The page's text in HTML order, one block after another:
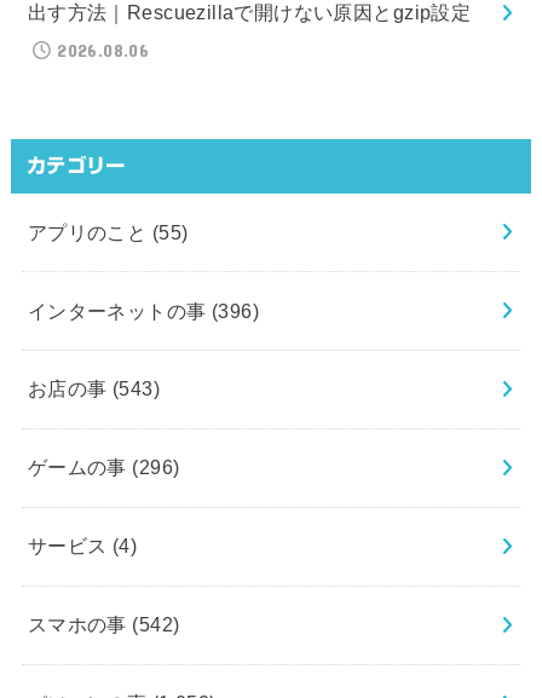
出す方法｜Rescuezillaで開けない原因とgzip設定
2026.08.06
カテゴリー
アプリのこと (55)
インターネットの事 (396)
お店の事 (543)
ゲームの事 (296)
サービス (4)
スマホの事 (542)